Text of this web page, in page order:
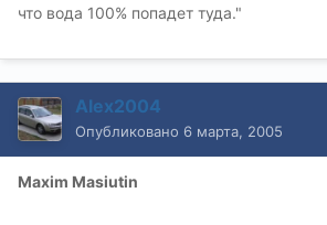
что вода 100% попадет туда."
Alex2004
Опубликовано 6 марта, 2005
Maxim Masiutin